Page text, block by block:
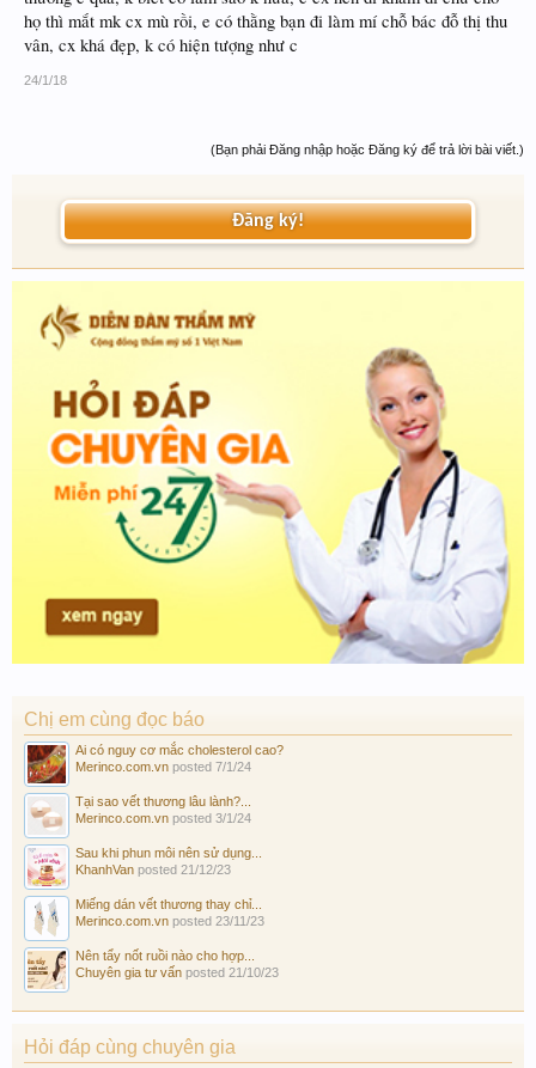
họ thì mắt mk cx mù rồi, e có thằng bạn đi làm mí chỗ bác đỗ thị thu
vân, cx khá đẹp, k có hiện tượng như c
24/1/18
(Bạn phải Đăng nhập hoặc Đăng ký để trả lời bài viết.)
Đăng ký!
Chị em cùng đọc báo
Ai có nguy cơ mắc cholesterol cao?
Merinco.com.vn posted 7/1/24
Tại sao vết thương lâu lành?...
Merinco.com.vn posted 3/1/24
Sau khi phun môi nên sử dụng...
KhanhVan posted 21/12/23
Miếng dán vết thương thay chỉ...
Merinco.com.vn posted 23/11/23
Nên tẩy nốt ruồi nào cho hợp...
Chuyên gia tư vấn posted 21/10/23
Hỏi đáp cùng chuyên gia